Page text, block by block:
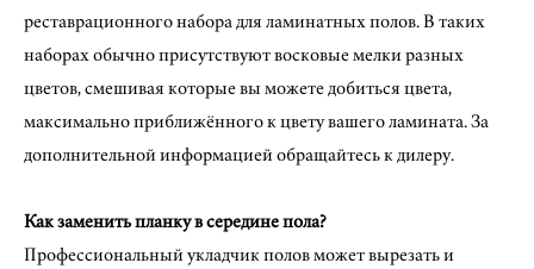
реставрационного набора для ламинатных полов. В таких
наборах обычно присутствуют восковые мелки разных
цветов, смешивая которые вы можете добиться цвета,
максимально приближённого к цвету вашего ламината. За
дополнительной информацией обращайтесь к дилеру.
Как заменить планку в середине пола?
Профессиональный укладчик полов может вырезать и